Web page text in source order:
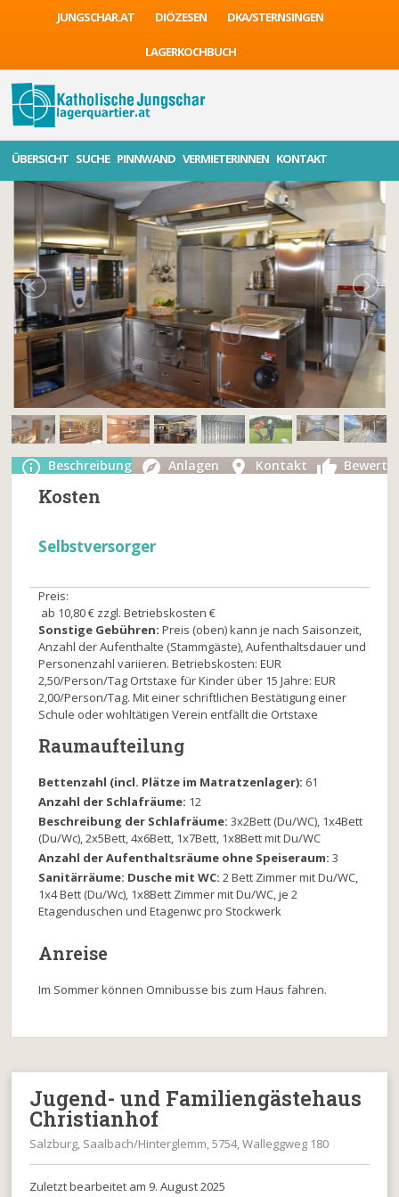
JUNGSCHAR.AT DIÖZESEN DKA/STERNSINGEN
LAGERKOCHBUCH
ÜBERSICHT SUCHE PINNWAND VERMIETERINNEN KONTAKT
Beschreibung Anlagen Kontakt
Kosten
Selbstversorger
Preis:
ab 10,80 € zzgl. Betriebskosten €
Sonstige Gebühren:Preis (oben) kann je nach Saisonzeit,
Anzahl der Aufenthalte (Stammgäste), Aufenthaltsdauer und
Personenzahl variieren. Betriebskosten: EUR
2,50/Person/Tag Ortstaxe für Kinder über 15 Jahre: EUR
2,00/Person/Tag. Mit einer schriftlichen Bestätigung einer
Schule oder wohltätigen Verein entfällt die Ortstaxe
Raumaufteilung
Bettenzahl (incl. Plätze im Matratzenlager): 61
Anzahl der Schlafräume: 12
Beschreibung der Schlafräume:3x2Bett (Du/WC), 1x4Bett
(Du/Wc), 2x5Bett, 4x6Bett, 1x7Bett, 1x8Bett mit Du/WC
Anzahl der Aufenthaltsräume ohne Speiseraum:3
Sanitärräume: Dusche mit WC:2 Bett Zimmer mit Du/WC,
1x4 Bett (Du/Wc), 1x8Bett Zimmer mit Du/WC, je 2
Etagenduschen und Etagenwc pro Stockwerk
Anreise
Im Sommer können Omnibusse bis zum Haus fahren.
Jugend- und Familiengästehaus
Christianhof
Salzburg, Saalbach/Hinterglemm, 5754, Walleggweg 180
Zuletzt bearbeitet am 9. August 2025